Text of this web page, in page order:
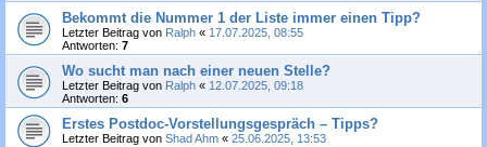
Bekommt die Nummer 1 der Liste immer einen Tipp?
Letzter Beitrag von Ralph « 17.07.2025, 08:55
Antworten: 7
Wo sucht man nach einer neuen Stelle?
Letzter Beitrag von Ralph « 12.07.2025, 09:18
Antworten: 6
Erstes Postdoc-Vorstellungsgespräch – Tipps?
Letzter Beitrag von Shad Ahm « 25.06.2025, 13:53